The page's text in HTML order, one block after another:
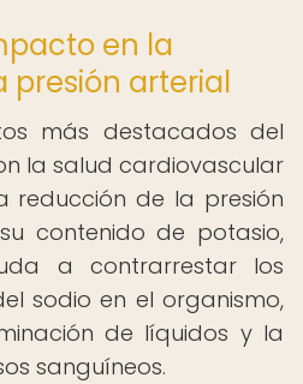
en la
presión arterial
más destacados del
la salud cardiovascular
reducción de la presión
contenido de potasio,
a contrarrestar los
sodio en el organismo,
de líquidos y la
sanguíneos.